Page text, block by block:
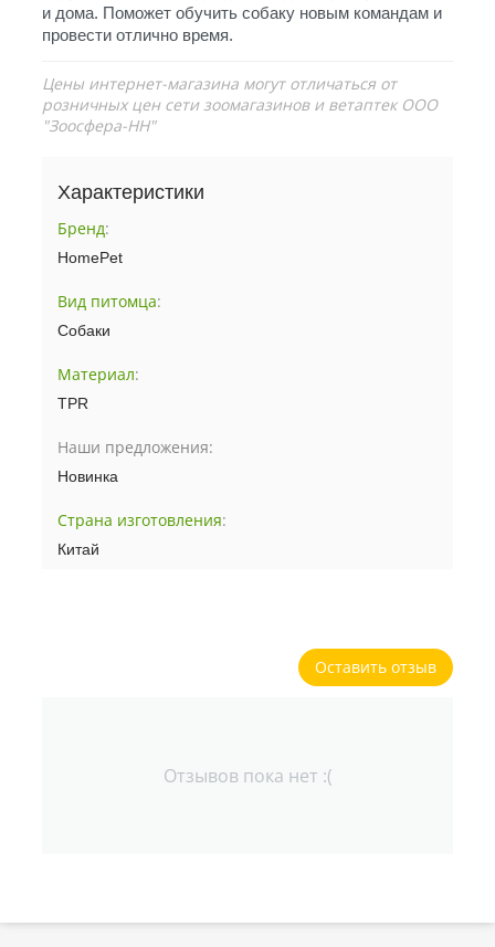
и дома. Поможет обучить собаку новым командам и
провести отлично время.
Цены интернет-магазина могут отличаться от
розничных цен сети зоомагазинов и ветаптек ООО
"Зоосфера-НН"
Характеристики
Бренд:
HomePet
Вид питомца:
Собаки
Материал:
TPR
Наши предложения:
Новинка
Страна изготовления:
Китай
Оставить отзыв
Отзывов пока нет :(